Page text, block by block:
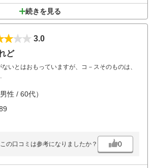
続きを見る
3.0
ど
いとはおもっていますが、コ－スそのものは、
ビス券を出してはいるものの、私は好ましく思っ
いのですが・・・小さな風呂でもいいのです
。
男性 / 60代）
この口コミは参考になりましたか？ 0